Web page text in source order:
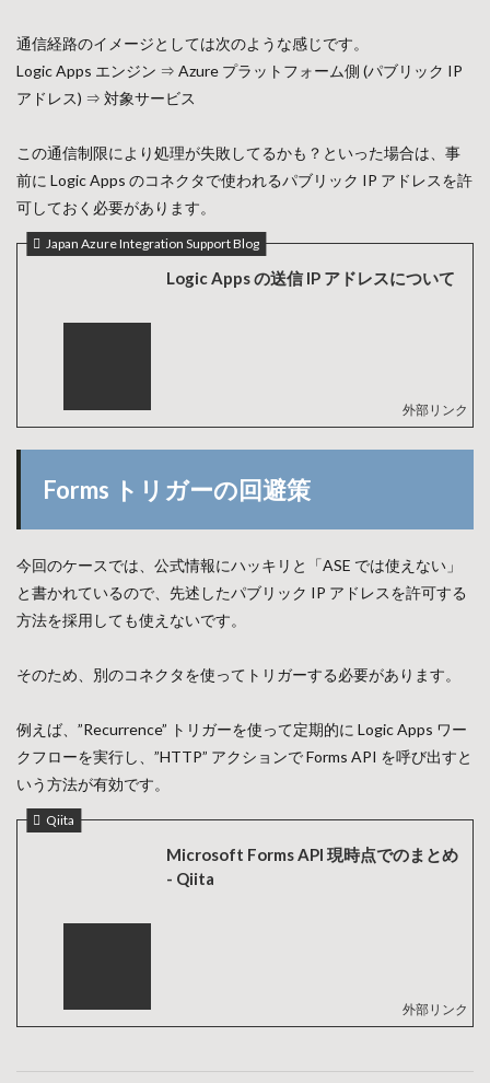
通信経路のイメージとしては次のような感じです。
Logic Apps エンジン ⇒ Azure プラットフォーム側 (パブリック IP
アドレス) ⇒ 対象サービス
この通信制限により処理が失敗してるかも？といった場合は、事
前に Logic Apps のコネクタで使われるパブリック IP アドレスを許
可しておく必要があります。
Japan Azure Integration Support Blog
Logic Apps の送信 IP アドレスについて
Forms トリガーの回避策
今回のケースでは、公式情報にハッキリと「ASE では使えない」
と書かれているので、先述したパブリック IP アドレスを許可する
方法を採用しても使えないです。
そのため、別のコネクタを使ってトリガーする必要があります。
例えば、”Recurrence” トリガーを使って定期的に Logic Apps ワー
クフローを実行し、”HTTP” アクションで Forms API を呼び出すと
いう方法が有効です。
Qiita
Microsoft Forms API 現時点でのまとめ
- Qiita